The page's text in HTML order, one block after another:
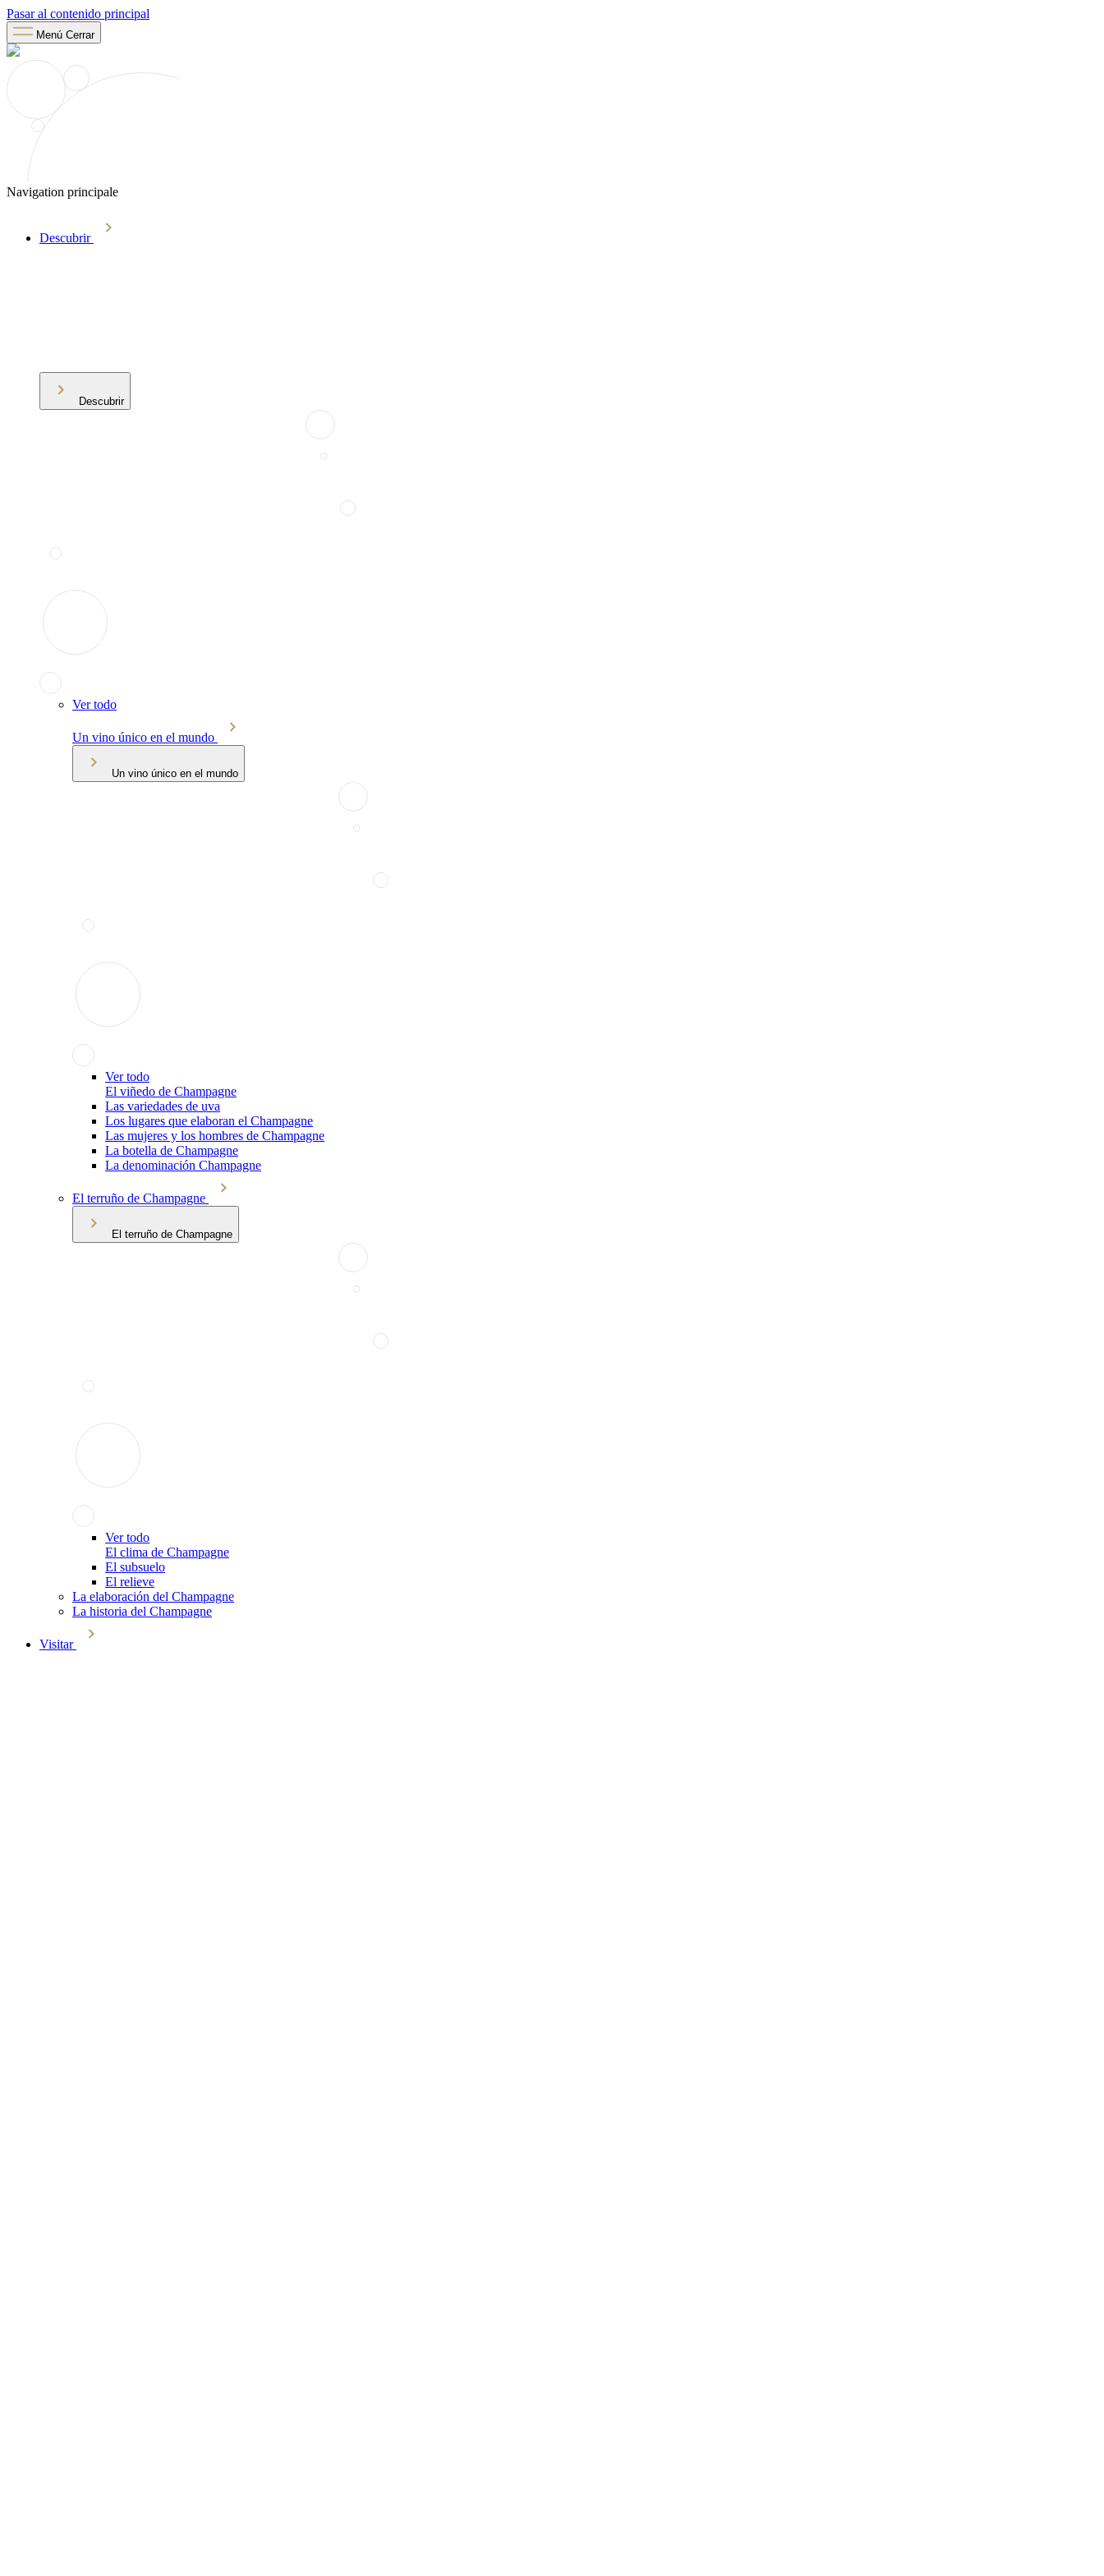
Pasar al contenido principal
Menú Cerrar
Navigation principale
Descubrir
Descubrir
Ver todo
Un vino único en el mundo
Un vino único en el mundo
Ver todo
El viñedo de Champagne
Las variedades de uva
Los lugares que elaboran el Champagne
Las mujeres y los hombres de Champagne
La botella de Champagne
La denominación Champagne
El terruño de Champagne
El terruño de Champagne
Ver todo
El clima de Champagne
El subsuelo
El relieve
La elaboración del Champagne
La historia del Champagne
Visitar